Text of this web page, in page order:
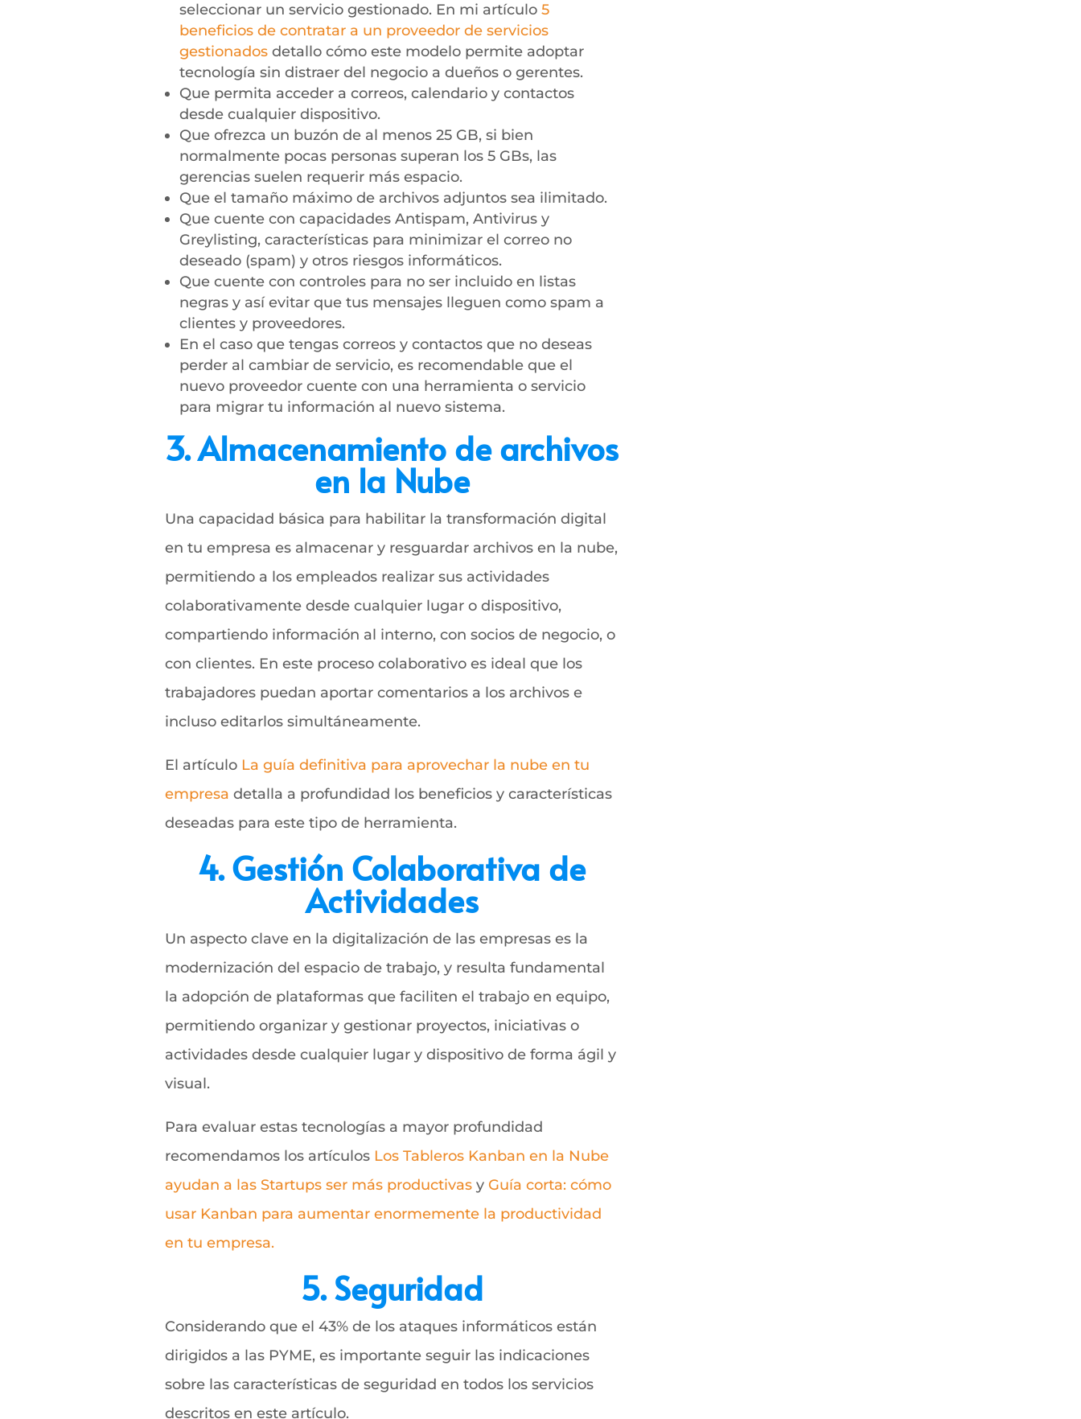
seleccionar un servicio gestionado. En mi artículo5
beneficios de contratar a un proveedor de servicios
gestionados detallo cómo este modelo permite adoptar
tecnología sin distraer del negocio a dueños o gerentes.
Que permita acceder a correos, calendario y contactos
desde cualquier dispositivo.
Que ofrezca un buzón de al menos 25 GB, si bien
normalmente pocas personas superan los 5 GBs, las
gerencias suelen requerir más espacio.
Que el tamaño máximo de archivos adjuntos sea ilimitado.
Que cuente con capacidades Antispam, Antivirus y
Greylisting, características para minimizar el correo no
deseado (spam) y otros riesgos informáticos.
Que cuente con controles para no ser incluido en listas
negras y así evitar que tus mensajes lleguen como spam a
clientes y proveedores.
En el caso que tengas correos y contactos que no deseas
perder al cambiar de servicio, es recomendable que el
nuevo proveedor cuente con una herramienta o servicio
para migrar tu información al nuevo sistema.
3. Almacenamiento de archivos
en la Nube
Una capacidad básica para habilitar la transformación digital
en tu empresa es almacenar y resguardar archivos en la nube,
permitiendo a los empleados realizar sus actividades
colaborativamente desde cualquier lugar o dispositivo,
compartiendo información al interno, con socios de negocio, o
con clientes. En este proceso colaborativo es ideal que los
trabajadores puedan aportar comentarios a los archivos e
incluso editarlos simultáneamente.
El artículo La guía definitiva para aprovechar la nube en tu
empresa detalla a profundidad los beneficios y características
deseadas para este tipo de herramienta.
4. Gestión Colaborativa de
Actividades
Un aspecto clave en la digitalización de las empresas es la
modernización del espacio de trabajo, y resulta fundamental
la adopción de plataformas que faciliten el trabajo en equipo,
permitiendo organizar y gestionar proyectos, iniciativas o
actividades desde cualquier lugar y dispositivo de forma ágil y
visual.
Para evaluar estas tecnologías a mayor profundidad
recomendamos los artículos Los Tableros Kanban en la Nube
ayudan a las Startups ser más productivas yGuía corta: cómo
usar Kanban para aumentar enormemente la productividad
en tu empresa.
5. Seguridad
Considerando que el 43% de los ataques informáticos están
dirigidos a las PYME, es importante seguir las indicaciones
sobre las características de seguridad en todos los servicios
descritos en este artículo.